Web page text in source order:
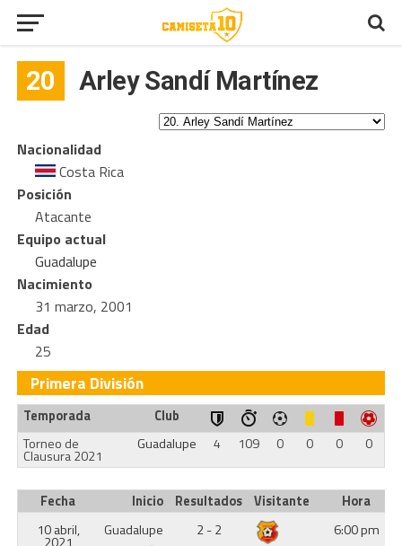
20 Arley Sandí Martínez
Nacionalidad
Costa Rica
Posición
Atacante
Equipo actual
Guadalupe
Nacimiento
31 marzo, 2001
Edad
25
Primera División
Temporada
Club
Torneo de
Clausura 2021
Guadalupe 4 109 0 0 0 0
Fecha Inicio Resultados Visitante
Hora
10 abril,
Guadalupe
2 - 2
6:00 pm